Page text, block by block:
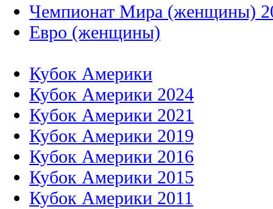
Чемпионат Мира (женщины)
Евро (женщины)
Кубок Америки
Кубок Америки 2024
Кубок Америки 2021
Кубок Америки 2019
Кубок Америки 2016
Кубок Америки 2015
Кубок Америки 2011